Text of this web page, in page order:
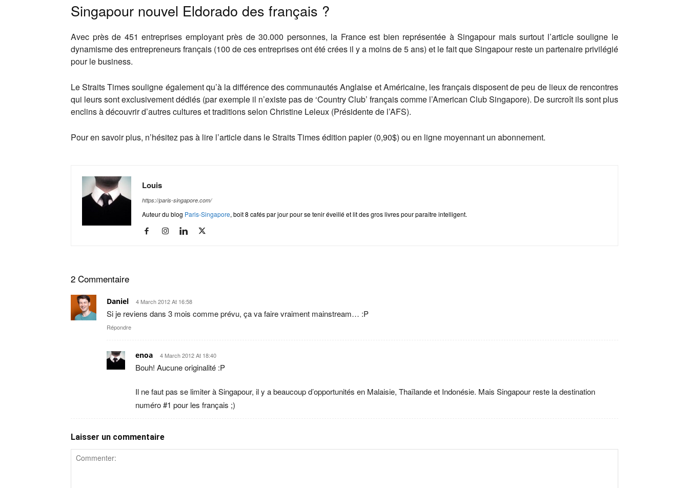
Singapour nouvel Eldorado des français ?
Avec près de 451 entreprises employant près de 30.000 personnes, la France est bien représentée à Singapour mais surtout l’article souligne le
dynamisme des entrepreneurs français (100 de ces entreprises ont été crées il y a moins de 5 ans) et le fait que Singapour reste un partenaire privilégié
pour le business.
Le Straits Times souligne également qu’à la différence des communautés Anglaise et Américaine, les français disposent de peu de lieux de rencontres
qui leurs sont exclusivement dédiés (par exemple il n’existe pas de ‘Country Club’ français comme l’American Club Singapore). De surcroît ils sont plus
enclins à découvrir d’autres cultures et traditions selon Christine Leleux (Présidente de l’AFS).
Pour en savoir plus, n’hésitez pas à lire l’article dans le Straits Times édition papier (0,90$) ou en ligne moyennant un abonnement.
Louis
https://paris-singapore.com/
Auteur du blog Paris-Singapore, boit 8 cafés par jour pour se tenir éveillé et lit des gros livres pour paraître intelligent.
2 Commentaire
Daniel 4 March 2012 At 16:58
Si je reviens dans 3 mois comme prévu, ça va faire vraiment mainstream… :P
Répondre
enoa 4 March 2012 At 18:40
Bouh! Aucune originalité :P
Il ne faut pas se limiter à Singapour, il y a beaucoup d’opportunités en Malaisie, Thaïlande et Indonésie. Mais Singapour reste la destination
numéro #1 pour les français ;)
Laisser un commentaire